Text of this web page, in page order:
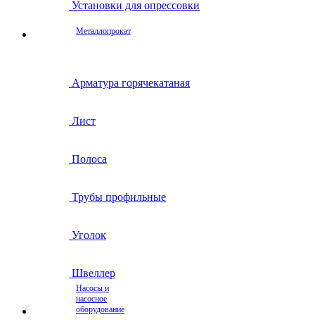
Установки для опрессовки
Металлопрокат
Арматура горячекатаная
Лист
Полоса
Трубы профильные
Уголок
Швеллер
Насосы и
насосное
оборудование